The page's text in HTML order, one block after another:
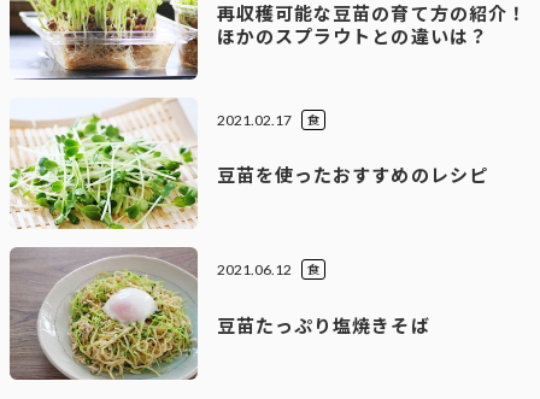
再収穫可能な豆苗の育て方の紹介！
ほかのスプラウトとの違いは？
2021.02.17
豆苗を使ったおすすめのレシピ
食
2021.06.12
豆苗たっぷり塩焼きそば
食